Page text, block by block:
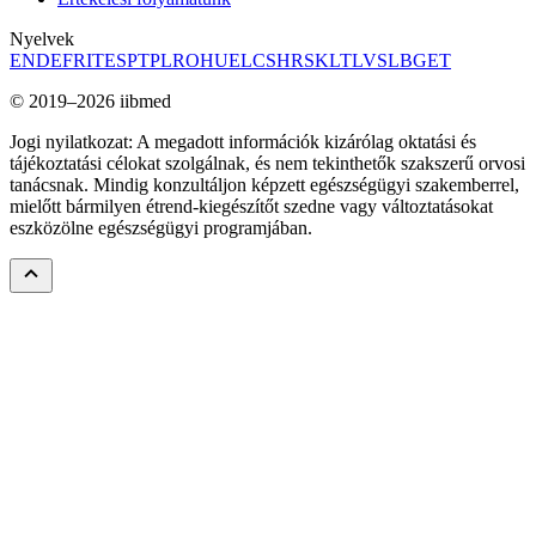
Nyelvek
ENDEFRITESPTPLROHUELCSHRSKLTLVSLBGET
© 2019–2026 iibmed
Jogi nyilatkozat: A megadott információk kizárólag oktatási és
tájékoztatási célokat szolgálnak, és nem tekinthetők szakszerű orvosi
tanácsnak. Mindig konzultáljon képzett egészségügyi szakemberrel,
mielőtt bármilyen étrend-kiegészítőt szedne vagy változtatásokat
eszközölne egészségügyi programjában.